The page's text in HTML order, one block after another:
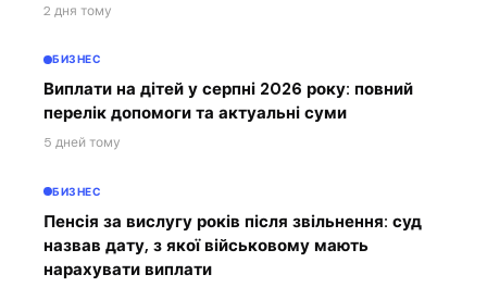
2 дня тому
БИЗНЕС
Виплати на дітей у серпні 2026 року: повний
перелік допомоги та актуальні суми
5 дней тому
БИЗНЕС
Пенсія за вислугу років після звільнення: суд
назвав дату, з якої військовому мають
нарахувати виплати